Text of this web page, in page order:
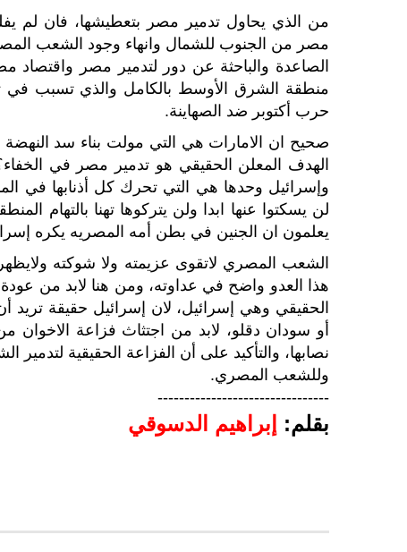
من الذي يحاول تدمير مصر بتعطيشها، فان لم
مصر من الجنوب للشمال وانهاء وجود الشعب
الصاعدة والباحثة عن دور لتدمير مصر
منطقة الشرق الأوسط بالكامل والذي تسبب في
حرب أكتوبر ضد الصهاينة.
صحيح ان الامارات هي التي مولت بناء سد النهضة
الهدف المعلن الحقيقي هو تدمير مصر في
وإسرائيل وحدها هي التي تحرك كل أذنابها في
لن يسكتوا عنها ابدا ولن يتركوها تهنا بالتهام
يعلمون ان الجنين في بطن أمه المصريه يكره
الشعب المصري لاتقوى عزيمته ولا شوكته
هذا العدو واضح في عداوته، ومن هنا لابد من
الحقيقي وهي إسرائيل، لان إسرائيل حقيقة تريد
أو سودان دقلو، لابد من اجتثاث فزاعة
نصابها، والتأكيد على أن الفزاعة الحقيقية
وللشعب المصري.
--------------------------------
بقلم: إبراهيم الدسوقي